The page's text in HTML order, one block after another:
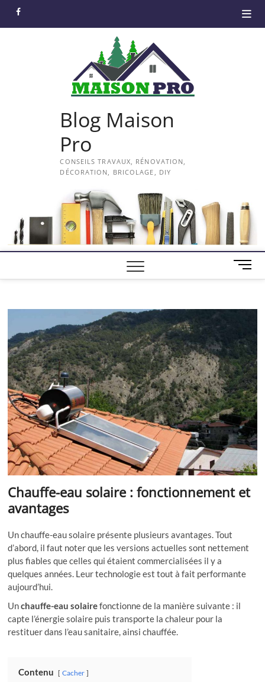
facebook
Blog Maison
Pro
CONSEILS TRAVAUX, RÉNOVATION,
DÉCORATION, BRICOLAGE, DIY
M
e
t
t
o
n
Chauffe-eau solaire : fonctionnement et
avantages
Un chauffe-eau solaire présente plusieurs avantages. Tout
d’abord, il faut noter que les versions actuelles sont nettement
plus fiables que celles qui étaient commercialisées il y a
quelques années. Leur technologie est tout à fait performante
aujourd’hui.
Unchauffe-eau solairefonctionne de la manière suivante : il
capte l’énergie solaire puis transporte la chaleur pour la
restituer dans l’eau sanitaire, ainsi chauffée.
Contenu Cacher